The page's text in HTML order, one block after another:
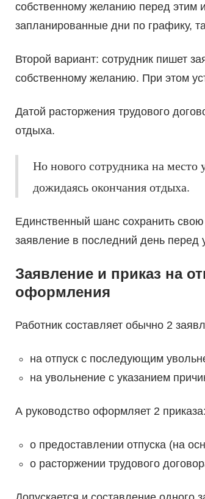
собственному желанию перед этим
запланированные дни по графику,
Второй вариант: сотрудник пишет
собственному желанию. При этом
Датой расторжения трудового
отдыха.
Но нового сотрудника на место
дожидаясь окончания отдыха.
Единственный шанс сохранить
заявление в последний день перед
Заявление и приказ на
оформления
Работник составляет обычно 2
на отпуск с последующим
на увольнение с указанием
А руководство оформляет 2 приказа:
о предоставлении отпуска (на
о расторжении трудового